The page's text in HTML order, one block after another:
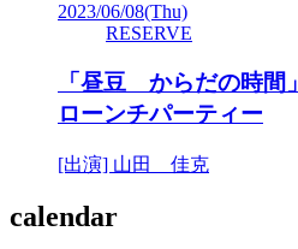
2023/06/08(Thu)
RESERVE
「昼豆 からだの時間」
ローンチパーティー
[出演] 山田 佳克
calendar